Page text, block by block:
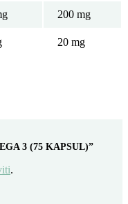
200 mg
20 mg
3 (75 KAPSUL)”
.